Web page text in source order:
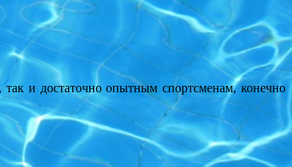
и достаточно опытным спортсменам, конечно